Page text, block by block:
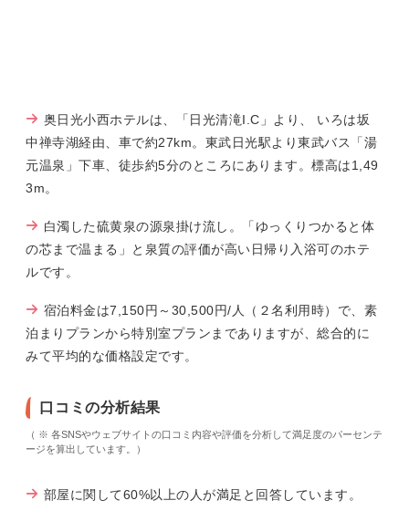
奥日光小西ホテルは、「日光清滝I.C」より、 いろは坂
中禅寺湖経由、車で約27km。東武日光駅より東武バス「湯
元温泉」下車、徒歩約5分のところにあります。標高は1,49
3m。
白濁した硫黄泉の源泉掛け流し。「ゆっくりつかると体
の芯まで温まる」と泉質の評価が高い日帰り入浴可のホテ
ルです。
宿泊料金は7,150円～30,500円/人（２名利用時）で、素
泊まりプランから特別室プランまでありますが、総合的に
みて平均的な価格設定です。
口コミの分析結果
（ ※ 各SNSやウェブサイトの口コミ内容や評価を分析して満足度のパーセンテ
ージを算出しています。）
部屋に関して60%以上の人が満足と回答しています。